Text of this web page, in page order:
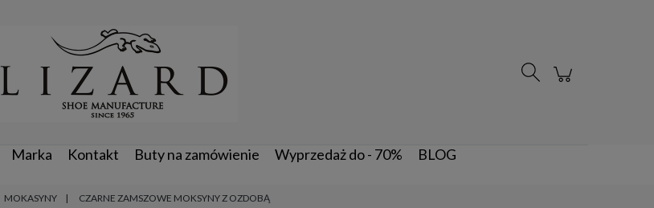
Marka Kontakt Buty na zamówienie Wyprzedaż do - 70% BLOG
MOKASYNY CZARNE ZAMSZOWE MOKSYNY Z OZDOBĄ